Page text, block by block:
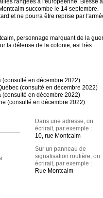
rangées à l'européenne. Blessé
succombe le 14 septembre.
et ne pourra être reprise par
personnage marquant de la
la défense de la colonie, est très
en décembre 2022)
(consulté en décembre 2022)
en décembre 2022)
(consulté en décembre 2022)
Dans une adresse, on
écrirait, par exemple :
10, rue Montcalm
Sur un panneau de
signalisation routière, on
écrirait, par exemple :
Rue Montcalm